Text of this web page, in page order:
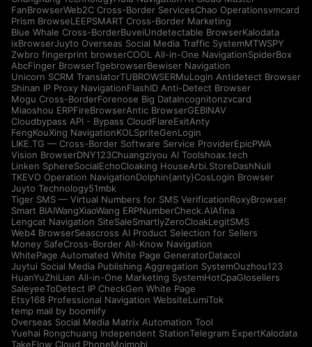
FanBrowserWeb2C Cross-Border ServicesChao Operationsvmcard
Prism BrowseLEEPSMART Cross-Border Marketing
Blue Whale Cross-BorderBuveiUndetectable BrowserKalodata
ixBrowserJuyto Overseas Social Media Traffic SystemMTWSPY
Zwbro fingerprint browserCOOL All-in-One NavigationSpiderBox
AbcFinger BrowserTgebrowserBewiser Navigation
Unicorn SCRM TranslatorTUBROWSERMuLogin Antidetect Browser
Shinan IP Proxy NavigationFlashID Anti-Detect Browser
Mogu Cross-BorderForenose Big DataIncognitonzvcard
Miaoshou ERPFireBrowserAntic BrowserGEBINAV
Cloudbypass API - Bypass CloudFlareExitAnty
FengKouXing NavigationKOLSpriteGenLogin
LIKE.TG — Cross-Border Software Service ProviderEpicPWA
Vision BrowserDNY123Chuangziyou AI Toolshoax.tech
Linken SphereSocialEchoCloaking HouseArbi.StoreDashNull
TKEVO Operation NavigationDolphin{anty}CosLogin Browser
Juyto Technology51mbk
Tiger SMS — Virtual Numbers for SMS VerificationRoxyBrowser
Smart BIAIWangXiaoWang ERPNumberCheck.AIAfina
Lengcat Navigation SiteSaleSmartlyZeroCloakLegitSMS
Web4 BrowserSeascross AI Product Selection for Sellers
Money SafeCross-Border All-Know Navigation
WhitePage Automated White Page GeneratorDatacol
Juytui Social Media Publishing Aggregation SystemOuzhou123
HuanYuZhiLian All-in-One Marketing SystemHotCpaGlosellers
SaleyeeToDetect IP CheckGen White Page
Etsy168 Professional Navigation WebsiteLumiTok
temp mail by boomlify
Overseas Social Media Matrix Automation Tool
Yuehai Rongchuang Independent StationTelegram ExpertKalodata
TakeFlow Cloud PhoneMoimobi